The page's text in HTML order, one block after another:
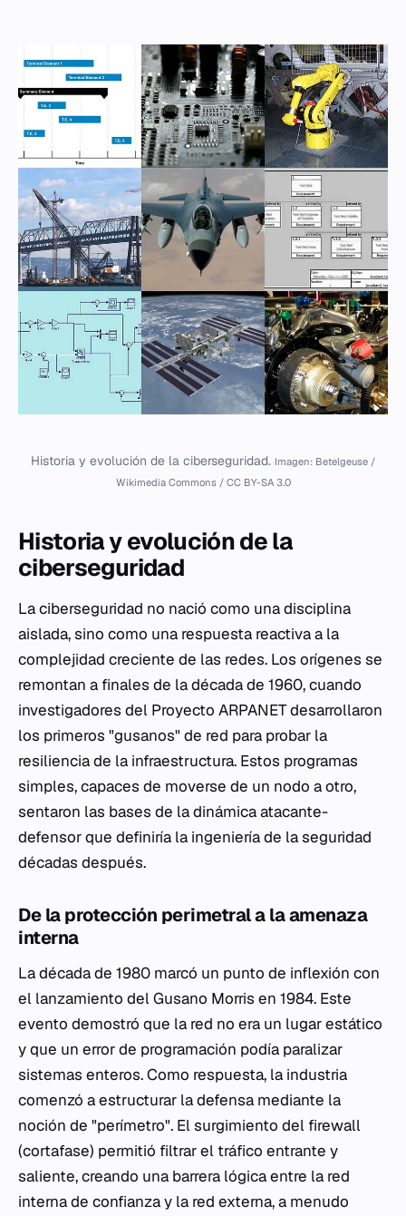
Historia y evolución de la ciberseguridad. Imagen: Betelgeuse /
Wikimedia Commons / CC BY-SA 3.0
Historia y evolución de la
ciberseguridad
La ciberseguridad no nació como una disciplina
aislada, sino como una respuesta reactiva a la
complejidad creciente de las redes. Los orígenes se
remontan a finales de la década de 1960, cuando
investigadores del Proyecto ARPANET desarrollaron
los primeros "gusanos" de red para probar la
resiliencia de la infraestructura. Estos programas
simples, capaces de moverse de un nodo a otro,
sentaron las bases de la dinámica atacante-
defensor que definiría la ingeniería de la seguridad
décadas después.
De la protección perimetral a la amenaza
interna
La década de 1980 marcó un punto de inflexión con
el lanzamiento del Gusano Morris en 1984. Este
evento demostró que la red no era un lugar estático
y que un error de programación podía paralizar
sistemas enteros. Como respuesta, la industria
comenzó a estructurar la defensa mediante la
noción de "perímetro". El surgimiento del firewall
(cortafase) permitió filtrar el tráfico entrante y
saliente, creando una barrera lógica entre la red
interna de confianza y la red externa, a menudo